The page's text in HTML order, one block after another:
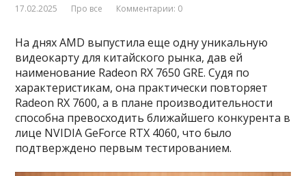
17.02.2025 Про все Комментарии: 0
На днях AMD выпустила еще одну уникальную
видеокарту для китайского рынка, дав ей
наименование Radeon RX 7650 GRE. Судя по
характеристикам, она практически повторяет
Radeon RX 7600, а в плане производительности
способна превосходить ближайшего конкурента в
лице NVIDIA GeForce RTX 4060, что было
подтверждено первым тестированием.